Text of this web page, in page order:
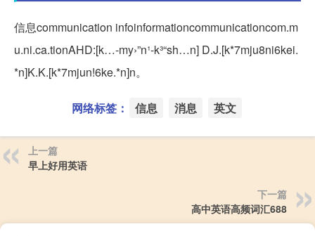
信息communication infoinformationcommunicationcom.m
u.ni.ca.tionAHD:[k…-my›”n¹-k³“sh…n] D.J.[k*7mju8ni6kei.
*n]K.K.[k*7mjun!6ke.*n]n。
网络标签： 信息 消息 英文
上一篇
早上好用英语
下一篇
高中英语高频词汇688